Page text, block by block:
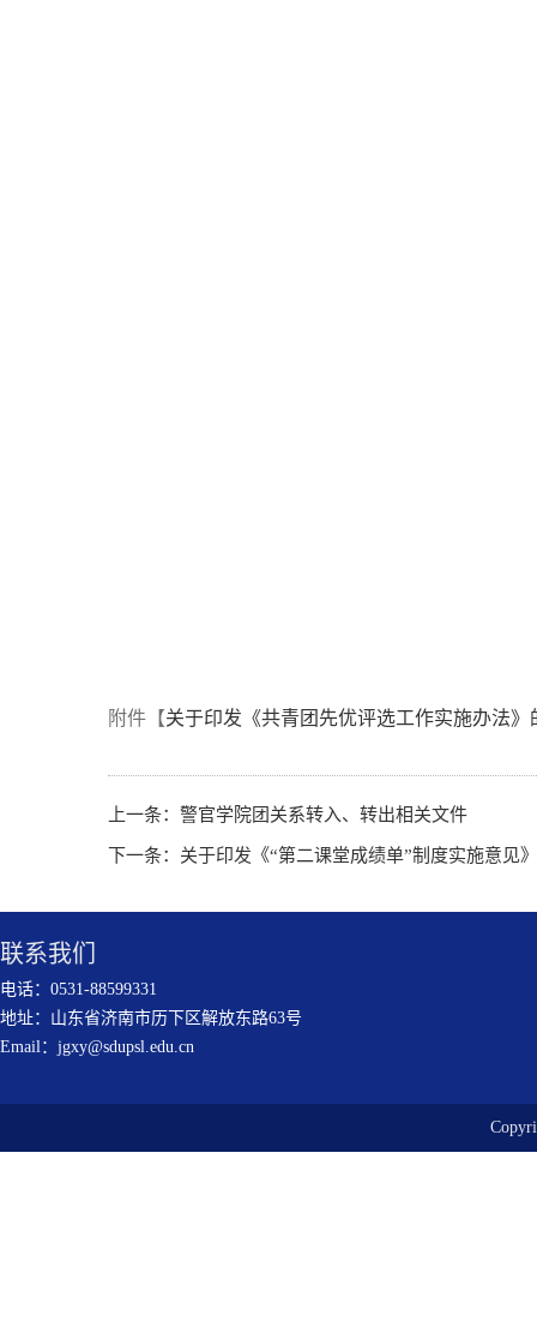
附件【关于印发《共青团先优评选工作实施办法》
上一条： 警官学院团关系转入、转出相关文件
下一条： 关于印发《“第二课堂成绩单”制度实施意见
联系我们
电话：0531-88599331
地址：山东省济南市历下区解放东路63号
Email：jgxy@sdupsl.edu.cn